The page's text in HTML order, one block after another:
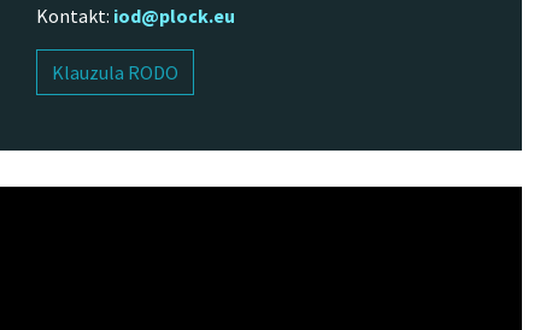
Kontakt: iod@plock.eu
Klauzula RODO